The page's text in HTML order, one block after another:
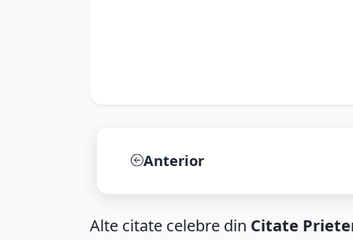
Anterior
Alte citate celebre din Citate